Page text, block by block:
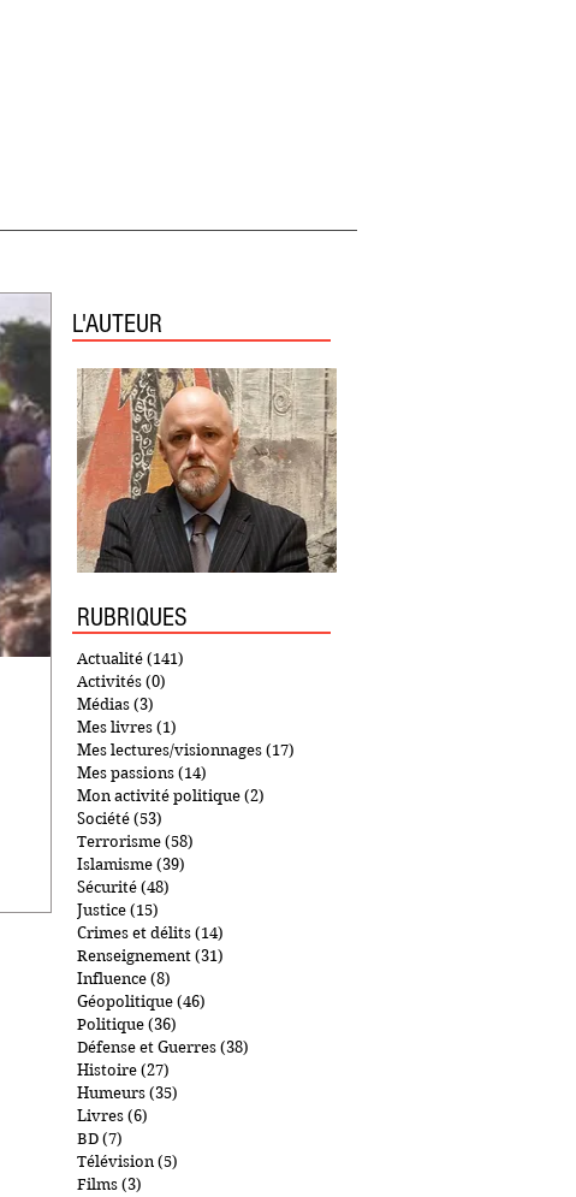
L'AUTEUR
RUBRIQUES
Actualité (141)
Activités (0)
Médias (3)
Mes livres (1)
Mes lectures/visionnages (17)
Mes passions (14)
Mon activité politique (2)
Société (53)
Terrorisme (58)
Islamisme (39)
Sécurité (48)
Justice (15)
Crimes et délits (14)
Renseignement (31)
Influence (8)
Géopolitique (46)
Politique (36)
Défense et Guerres (38)
Histoire (27)
Humeurs (35)
Livres (6)
BD (7)
Télévision (5)
Films (3)